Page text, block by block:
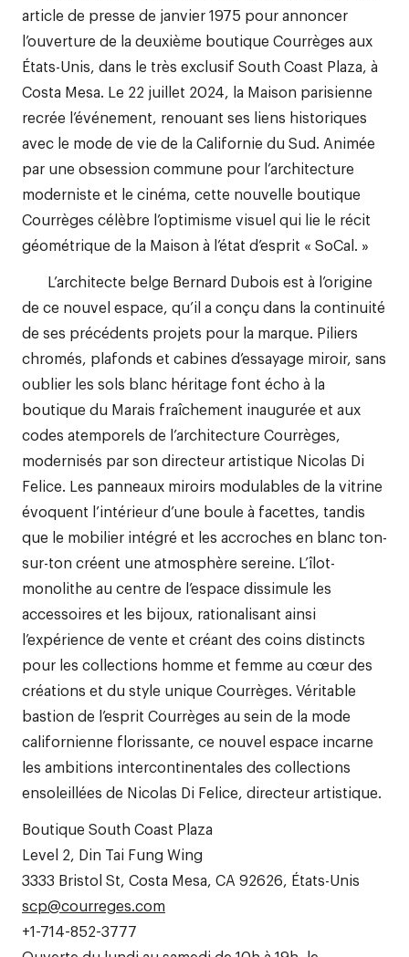
article de presse de janvier 1975 pour annoncer
l’ouverture de la deuxième boutique Courrèges aux
États-Unis, dans le très exclusif South Coast Plaza, à
Costa Mesa. Le 22 juillet 2024, la Maison parisienne
recrée l’événement, renouant ses liens historiques
avec le mode de vie de la Californie du Sud. Animée
par une obsession commune pour l’architecture
moderniste et le cinéma, cette nouvelle boutique
Courrèges célèbre l’optimisme visuel qui lie le récit
géométrique de la Maison à l’état d’esprit « SoCal. »
L’architecte belge Bernard Dubois est à l’origine
de ce nouvel espace, qu’il a conçu dans la continuité
de ses précédents projets pour la marque. Piliers
chromés, plafonds et cabines d’essayage miroir, sans
oublier les sols blanc héritage font écho à la
boutique du Marais fraîchement inaugurée et aux
codes atemporels de l’architecture Courrèges,
modernisés par son directeur artistique Nicolas Di
Felice. Les panneaux miroirs modulables de la vitrine
évoquent l’intérieur d’une boule à facettes, tandis
que le mobilier intégré et les accroches en blanc ton-
sur-ton créent une atmosphère sereine. L’îlot-
monolithe au centre de l’espace dissimule les
accessoires et les bijoux, rationalisant ainsi
l’expérience de vente et créant des coins distincts
pour les collections homme et femme au cœur des
créations et du style unique Courrèges. Véritable
bastion de l’esprit Courrèges au sein de la mode
californienne florissante, ce nouvel espace incarne
les ambitions intercontinentales des collections
ensoleillées de Nicolas Di Felice, directeur artistique.
Boutique South Coast Plaza
Level 2, Din Tai Fung Wing
3333 Bristol St, Costa Mesa, CA 92626, États-Unis
scp@courreges.com
+1-714-852-3777